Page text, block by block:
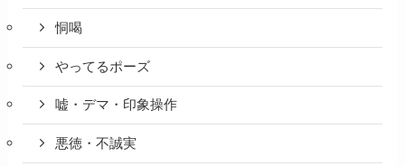
恫喝
やってるポーズ
嘘・デマ・印象操作
悪徳・不誠実